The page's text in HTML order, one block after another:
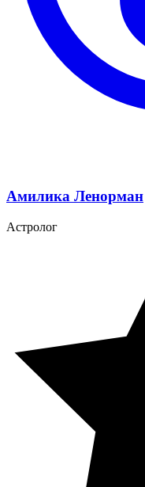
Амилика Ленорман
Астролог